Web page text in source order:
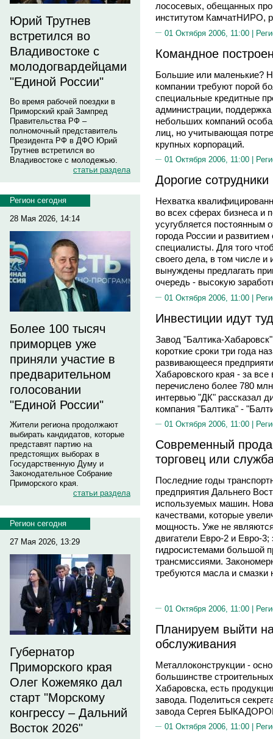
Юрий Трутнев
встретился во
Владивостоке с
молодогвардейцами
"Единой России"
Во время рабочей поездки в
Приморский край Зампред
Правительства РФ –
полномочный представитель
Президента РФ в ДФО Юрий
Трутнев встретился во
Владивостоке с молодежью.
статьи раздела
Регион сегодня
28 Мая 2026, 14:14
Более 100 тысяч
приморцев уже
приняли участие в
предварительном
голосовании
"Единой России"
Жители региона продолжают
выбирать кандидатов, которые
представят партию на
предстоящих выборах в
Государственную Думу и
Законодательное Собрание
Приморского края.
статьи раздела
Регион сегодня
27 Мая 2026, 13:29
Губернатор
Приморского края
Олег Кожемяко дал
старт "Морскому
конгрессу – Дальний
Восток 2026"
лососевых, обещанных
институтом КамчатНИРО,
01 Октября 2006, 11:00 |
Командное
Большие или маленькие?
компании требуют порой
специальные кредитные
администрации,
небольших компаний
лиц, но учитывающая
крупных корпораций.
01 Октября 2006, 11:00 |
Дорогие сотрудники
Нехватка
во всех сферах бизнеса и
усугубляется постоянным
города России и
специалисты. Для того
своего дела, в том числе и
вынуждены предлагать
очередь - высокую
01 Октября 2006, 11:00 |
Инвестиции идут
Завод "Балтика-
короткие сроки три года
развивающееся
Хабаровского края - за
перечислено более 780
интервью "ДК" рассказал
компания "Балтика" -
01 Октября 2006, 11:00 |
Современный
торговец или
Последние годы
предприятия Дальнего
используемых машин.
качествами, которые
мощность. Уже не
двигатели Евро-2 и Евро-3;
гидросистемами большой
трансмиссиями.
требуются масла и смазки
01 Октября 2006, 11:00 |
Планируем выйти
обслуживания
Металлоконструкции -
большинстве
Хабаровска, есть
завода. Поделиться
завода Сергея
01 Октября 2006, 11:00 |